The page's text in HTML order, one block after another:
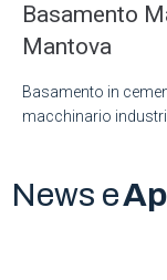
Basamento
Mantova
Basamento in
macchinario
News e